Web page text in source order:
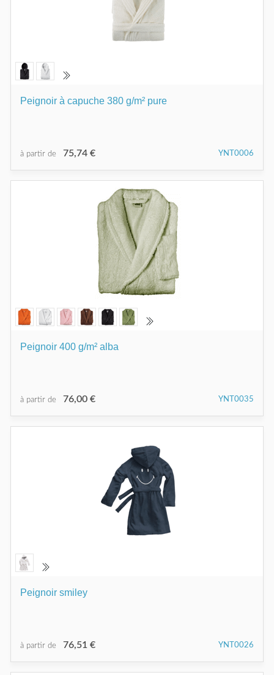
Peignoir à capuche 380 g/m² pure
à partir de 75,74 € YNT0006
Peignoir 400 g/m² alba
à partir de 76,00 € YNT0035
Peignoir smiley
à partir de 76,51 € YNT0026